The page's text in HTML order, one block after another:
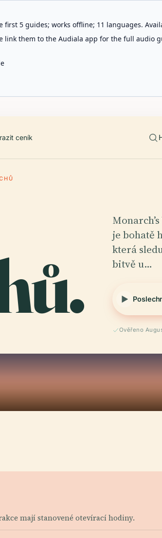
5 guides; works offline; 11 languages.
link them to the Audiala app for the full audio
ceník
je bohatě
která
bitvě u…
Ověřeno
mají stanovené otevírací hodiny.